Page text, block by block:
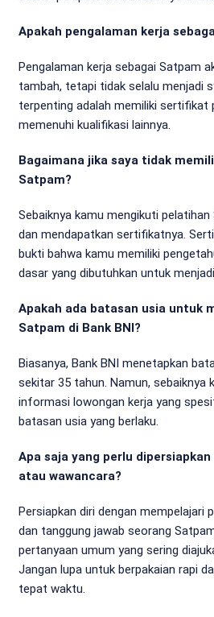
Apakah pengalaman kerja
Pengalaman kerja sebagai Satpam
tambah, tetapi tidak selalu menjadi
terpenting adalah memiliki sertifikat
memenuhi kualifikasi lainnya.
Bagaimana jika saya tidak
Satpam?
Sebaiknya kamu mengikuti
dan mendapatkan sertifikatnya.
bukti bahwa kamu memiliki
dasar yang dibutuhkan untuk
Apakah ada batasan usia untuk
Satpam di Bank BNI?
Biasanya, Bank BNI menetapkan
sekitar 35 tahun. Namun, sebaiknya
informasi lowongan kerja yang
batasan usia yang berlaku.
Apa saja yang perlu
atau wawancara?
Persiapkan diri dengan mempelajari
dan tanggung jawab seorang
pertanyaan umum yang sering
Jangan lupa untuk berpakaian rapi
tepat waktu.